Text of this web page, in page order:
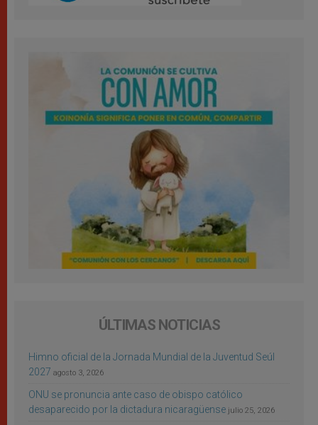
ÚLTIMAS NOTICIAS
Himno oficial de la Jornada Mundial de la Juventud Seúl
2027 agosto 3, 2026
ONU se pronuncia ante caso de obispo católico
desaparecido por la dictadura nicaragüense julio 25, 2026